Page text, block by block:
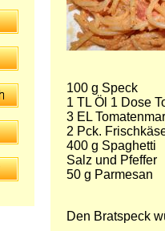
100 g Speck
1 TL Öl 1 Dose
3 EL
2 Pck.
400 g Spaghetti
Salz und Pfeffer
50 g Parmesan
Den Bratspeck